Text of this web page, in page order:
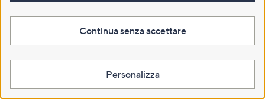
of Recensioni
Continua senza accettare
Personalizza